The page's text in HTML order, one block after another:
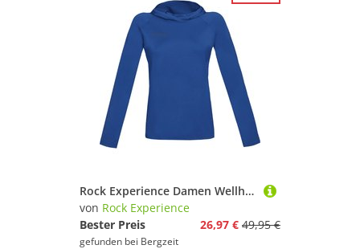
Rock Experience Damen Wellhorn Fleece Hoodie
von Rock Experience
Bester Preis
26,97 € 49,95 €
gefunden bei Bergzeit